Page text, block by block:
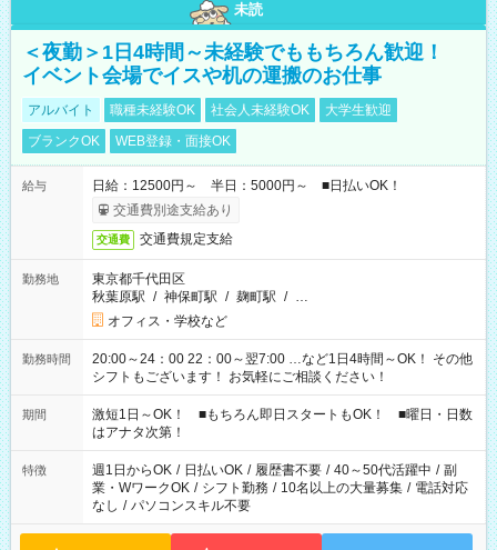
未読
＜夜勤＞1日4時間～未経験でももちろん歓迎！
イベント会場でイスや机の運搬のお仕事
アルバイト 職種未経験OK 社会人未経験OK
大学生歓迎
ブランクOK
WEB登録・面接OK
給与
日給：12500円～ 半日：5000円～ ■日払いOK！
交通費別途支給あり
交通費 交通費規定支給
勤務地
東京都千代田区
秋葉原駅 / 神保町駅 / 麹町駅 / …
オフィス・学校など
勤務時間
20:00～24：00 22：00～翌7:00 …など1日4時間～OK！ その他
シフトもございます！ お気軽にご相談ください！
期間
激短1日～OK！ ■もちろん即日スタートもOK！ ■曜日・日数
はアナタ次第！
特徴 週1日からOK / 日払いOK / 履歴書不要 / 40～50代活躍中 / 副
業・WワークOK / シフト勤務 / 10名以上の大量募集 / 電話対応
なし / パソコンスキル不要